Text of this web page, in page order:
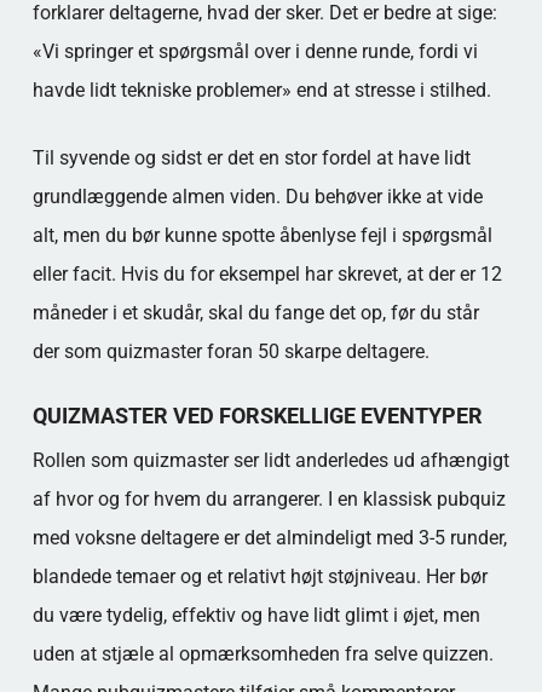
forklarer deltagerne, hvad der sker. Det er bedre at sige:
«Vi springer et spørgsmål over i denne runde, fordi vi
havde lidt tekniske problemer» end at stresse i stilhed.
Til syvende og sidst er det en stor fordel at have lidt
grundlæggende almen viden. Du behøver ikke at vide
alt, men du bør kunne spotte åbenlyse fejl i spørgsmål
eller facit. Hvis du for eksempel har skrevet, at der er 12
måneder i et skudår, skal du fange det op, før du står
der som quizmaster foran 50 skarpe deltagere.
QUIZMASTER VED FORSKELLIGE EVENTYPER
Rollen som quizmaster ser lidt anderledes ud afhængigt
af hvor og for hvem du arrangerer. I en klassisk pubquiz
med voksne deltagere er det almindeligt med 3-5 runder,
blandede temaer og et relativt højt støjniveau. Her bør
du være tydelig, effektiv og have lidt glimt i øjet, men
uden at stjæle al opmærksomheden fra selve quizzen.